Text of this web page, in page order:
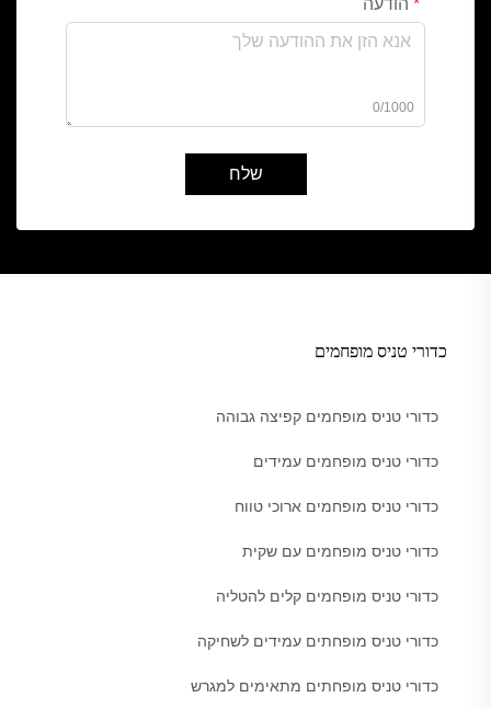
הודעה
0/1000
שלח
כדורי טניס מופחמים
כדורי טניס מופחמים קפיצה גבוהה
כדורי טניס מופחמים עמידים
כדורי טניס מופחמים ארוכי טווח
כדורי טניס מופחמים עם שקית
כדורי טניס מופחמים קלים להטליה
כדורי טניס מופחתים עמידים לשחיקה
כדורי טניס מופחתים מתאימים למגרש